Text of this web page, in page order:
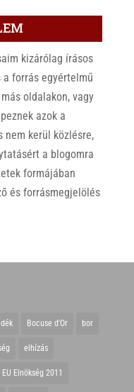
kizárólag írásos
a forrás egyértelmű
oldalakon, vagy
azok a
nem kerül közlésre,
a blogomra
formájában
és forrásmegjelölés
Bocuse d'Or bor
elhízás
EU Elnökség 2011